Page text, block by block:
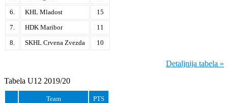
6.
KHL Mladost
15
7.
HDK Maribor
11
8.
SKHL Crvena Zvezda 10
Detaljnija tabela »
Tabela U12 2019/20
Team PTS